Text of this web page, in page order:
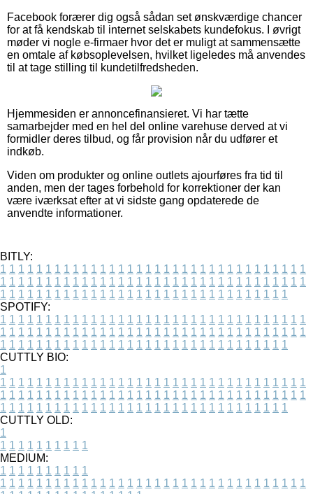
Facebook forærer dig også sådan set ønskværdige chancer
for at få kendskab til internet selskabets kundefokus. I øvrigt
møder vi nogle e-firmaer hvor det er muligt at sammensætte
en omtale af købsoplevelsen, hvilket ligeledes må anvendes
til at tage stilling til kundetilfredsheden.
Hjemmesiden er annoncefinansieret. Vi har tætte
samarbejder med en hel del online varehuse derved at vi
formidler deres tilbud, og får provision når du udfører et
indkøb.
Viden om produkter og online outlets ajourføres fra tid til
anden, men der tages forbehold for korrektioner der kan
være iværksat efter at vi sidste gang opdaterede de
anvendte informationer.
BITLY:
1 1 1 1 1 1 1 1 1 1 1 1 1 1 1 1 1 1 1 1 1 1 1 1 1 1 1 1 1 1 1 1 1 1
1 1 1 1 1 1 1 1 1 1 1 1 1 1 1 1 1 1 1 1 1 1 1 1 1 1 1 1 1 1 1 1 1 1
1 1 1 1 1 1 1 1 1 1 1 1 1 1 1 1 1 1 1 1 1 1 1 1 1 1 1 1 1 1 1 1
SPOTIFY:
1 1 1 1 1 1 1 1 1 1 1 1 1 1 1 1 1 1 1 1 1 1 1 1 1 1 1 1 1 1 1 1 1 1
1 1 1 1 1 1 1 1 1 1 1 1 1 1 1 1 1 1 1 1 1 1 1 1 1 1 1 1 1 1 1 1 1 1
1 1 1 1 1 1 1 1 1 1 1 1 1 1 1 1 1 1 1 1 1 1 1 1 1 1 1 1 1 1 1 1
CUTTLY BIO:
1
1 1 1 1 1 1 1 1 1 1 1 1 1 1 1 1 1 1 1 1 1 1 1 1 1 1 1 1 1 1 1 1 1 1
1 1 1 1 1 1 1 1 1 1 1 1 1 1 1 1 1 1 1 1 1 1 1 1 1 1 1 1 1 1 1 1 1 1
1 1 1 1 1 1 1 1 1 1 1 1 1 1 1 1 1 1 1 1 1 1 1 1 1 1 1 1 1 1 1 1
CUTTLY OLD:
1
1 1 1 1 1 1 1 1 1 1
MEDIUM:
1 1 1 1 1 1 1 1 1 1
1 1 1 1 1 1 1 1 1 1 1 1 1 1 1 1 1 1 1 1 1 1 1 1 1 1 1 1 1 1 1 1 1 1